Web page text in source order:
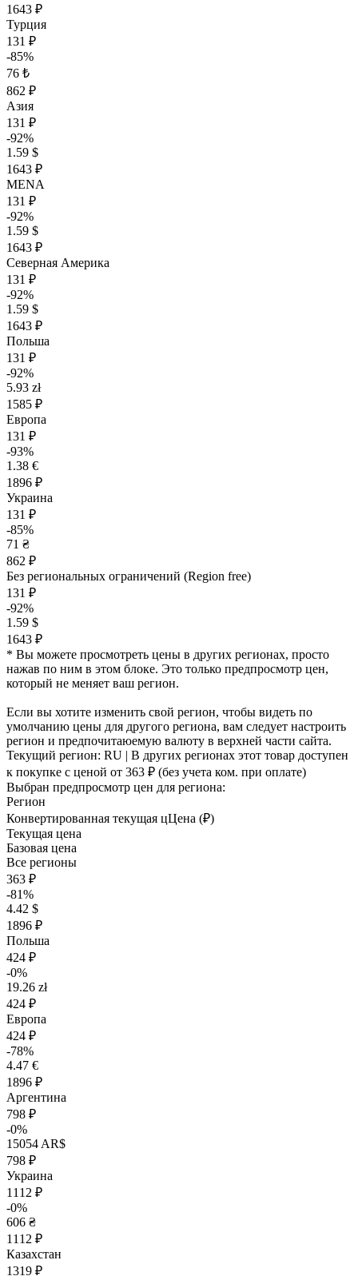
1643 ₽
Турция
131 ₽
-85%
76 ₺
862 ₽
Азия
131 ₽
-92%
1.59 $
1643 ₽
MENA
131 ₽
-92%
1.59 $
1643 ₽
Северная Америка
131 ₽
-92%
1.59 $
1643 ₽
Польша
131 ₽
-92%
5.93 zł
1585 ₽
Европа
131 ₽
-93%
1.38 €
1896 ₽
Украина
131 ₽
-85%
71 ₴
862 ₽
Без региональных ограничений (Region free)
131 ₽
-92%
1.59 $
1643 ₽
* Вы можете просмотреть цены в других регионах, просто
нажав по ним в этом блоке. Это только предпросмотр цен,
который не меняет ваш регион.
Если вы хотите изменить свой регион, чтобы видеть по
умолчанию цены для другого региона, вам следует настроить
регион и предпочитаюемую валюту в верхней части сайта.
Текущий регион: RU | В других регионах этот товар доступен
к покупке с ценой от 363 ₽ (без учета ком. при оплате)
Выбран предпросмотр цен для региона:
Регион
Конвертированная текущая цЦена (₽)
Текущая цена
Базовая цена
Все регионы
363 ₽
-81%
4.42 $
1896 ₽
Польша
424 ₽
-0%
19.26 zł
424 ₽
Европа
424 ₽
-78%
4.47 €
1896 ₽
Аргентина
798 ₽
-0%
15054 AR$
798 ₽
Украина
1112 ₽
-0%
606 ₴
1112 ₽
Казахстан
1319 ₽